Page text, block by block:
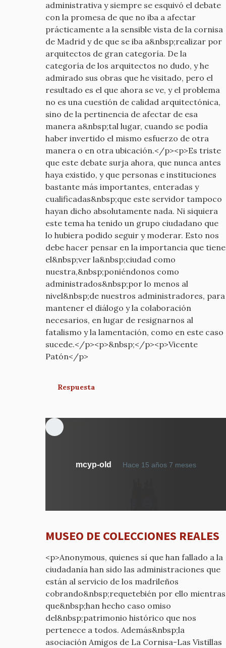
administrativa y siempre se esquivó el debate
con la promesa de que no iba a afectar
prácticamente a la sensible vista de la cornisa
de Madrid y de que se iba a&nbsp;realizar por
arquitectos de gran categoría. De la
categoría de los arquitectos no dudo, y he
admirado sus obras que he visitado, pero el
resultado es el que ahora se ve, y el problema
no es una cuestión de calidad arquitectónica,
sino de la pertinencia de afectar de esa
manera a&nbsp;tal lugar, cuando se podía
haber invertido el mismo esfuerzo de otra
manera o en otra ubicación.</p><p>Es triste
que este debate surja ahora, que nunca antes
haya existido, y que personas e instituciones
bastante más importantes, enteradas y
cualificadas&nbsp;que este servidor tampoco
hayan dicho absolutamente nada. Ni siquiera
este tema ha tenido un grupo ciudadano que
lo hubiera podido seguir y moderar. Esto nos
debe hacer pensar en la importancia que tiene
el&nbsp;ver la&nbsp;ciudad como
nuestra,&nbsp;poniéndonos como
administrados&nbsp;por lo menos al
nivel&nbsp;de nuestros administradores, para
mantener el diálogo y la colaboración
necesarios, en lugar de resignarnos al
fatalismo y la lamentación, como en este caso
sucede.</p><p>&nbsp;</p><p>Vicente
Patón</p>
Respuesta
mcyp-old Hace 15 años 7 mesesEn
DE
REALES
mcyp-
old
MUSEO DE COLECCIONES REALES
<p>Anonymous, quienes sí que han fallado a la
ciudadanía han sido las administraciones que
están al servicio de los madrileños
cobrando&nbsp;requetebién por ello mientras
que&nbsp;han hecho caso omiso
del&nbsp;patrimonio histórico que nos
pertenece a todos. Además&nbsp;la
asociación Amigos de La Cornisa-Las Vistillas